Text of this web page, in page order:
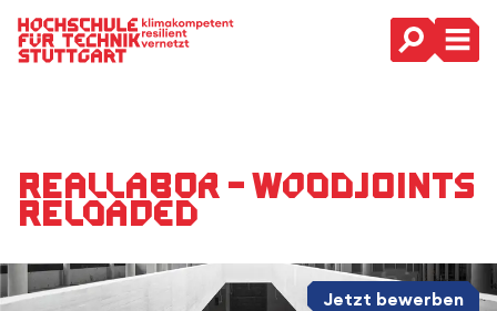
Hauptnavigation
Reallabor – WoodJoints
Reloaded
Jetzt bewerben